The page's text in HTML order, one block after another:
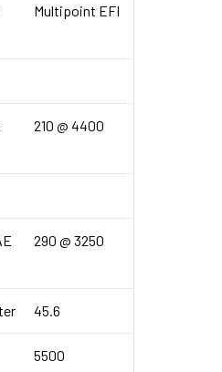
Multipoint EFI
210 @ 4400
290 @ 3250
45.6
5500